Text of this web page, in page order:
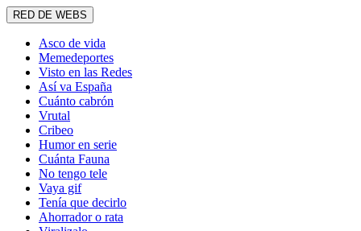
RED DE WEBS
Asco de vida
Memedeportes
Visto en las Redes
Así va España
Cuánto cabrón
Vrutal
Cribeo
Humor en serie
Cuánta Fauna
No tengo tele
Vaya gif
Tenía que decirlo
Ahorrador o rata